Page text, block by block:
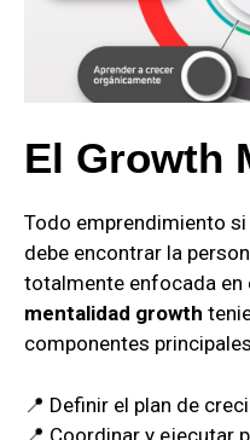
El Growth
Todo emprendimiento
debe encontrar la
totalmente enfocada en
mentalidad growth
componentes
📍 Definir el plan de
📍 Coordinar y ejecutar